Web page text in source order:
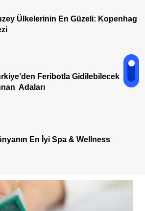
Ülkelerinin En Güzeli: Kopenhag
Feribotla Gidilebilecek
Adaları
En İyi Spa & Wellness